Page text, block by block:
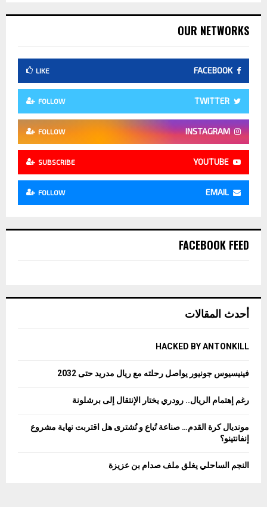
OUR NETWORKS
FACEBOOK
LIKE
TWITTER
FOLLOW
INSTAGRAM
FOLLOW
YOUTUBE
SUBSCRIBE
EMAIL
FOLLOW
FACEBOOK FEED
أحدث المقالات
HACKED BY ANTONKILL
فينيسيوس جونيور يواصل رحلته مع ريال مدريد حتى 2032
رغم إهتمام الريال.. رودري يختار الإنتقال إلى برشلونة
مونديال كرة القدم… صناعة تُباع و تُشترى هل اقتربت نهاية مشروع
إنفانتينو؟
النجم الساحلي يغلق ملف صدام بن عزيزة